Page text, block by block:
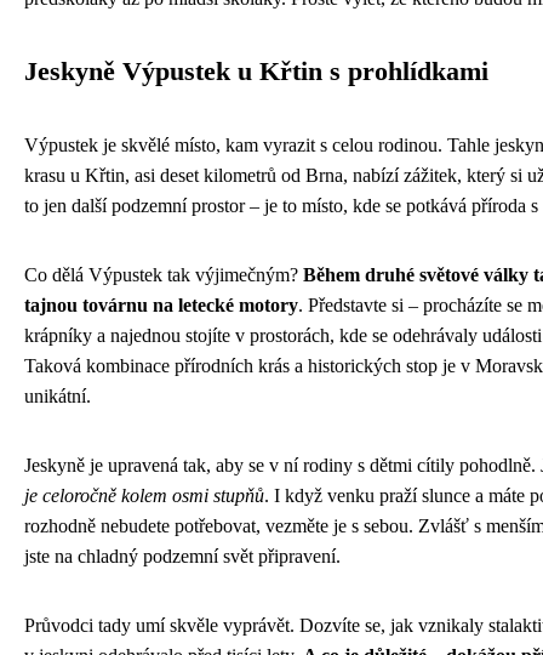
Jeskyně Výpustek u Křtin s prohlídkami
Výpustek je skvělé místo, kam vyrazit s celou rodinou. Tahle
krasu u Křtin, asi deset kilometrů od Brna, nabízí zážitek, který si
to jen další podzemní prostor – je to místo, kde se potkává příroda
Co dělá Výpustek tak výjimečným? Během druhé světové války
tajnou továrnu na letecké motory. Představte si – procházíte se
krápníky a najednou stojíte v prostorách, kde se odehrávaly
Taková kombinace přírodních krás a historických stop je v
unikátní.
Jeskyně je upravená tak, aby se v ní rodiny s dětmi cítily pohodlně.
je celoročně kolem osmi stupňů. I když venku praží slunce a máte
rozhodně nebudete potřebovat, vezměte je s sebou. Zvlášť s
jste na chladný podzemní svět připravení.
Průvodci tady umí skvěle vyprávět. Dozvíte se, jak vznikaly